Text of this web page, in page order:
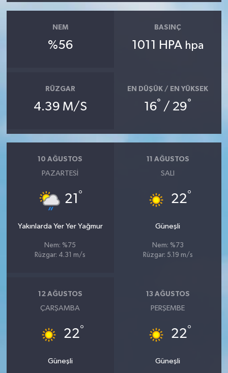
NEM
%56
BASINÇ
1011 HPA hpa
RÜZGAR
4.39 M/S
EN DÜŞÜK / EN YÜKSEK
16° / 29°
10 AĞUSTOS
PAZARTESI
21 °
Yakınlarda Yer Yer Yağmur
Nem: %75
Rüzgar: 4.31 m/s
11 AĞUSTOS
SALI
22°
Güneşli
Nem: %73
Rüzgar: 5.19 m/s
12 AĞUSTOS
ÇARŞAMBA
22°
Güneşli
13 AĞUSTOS
PERŞEMBE
22°
Güneşli